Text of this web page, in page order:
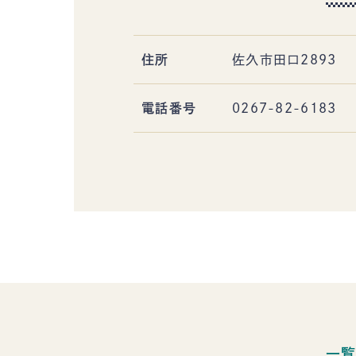
住所 佐久市田口2893
電話番号 0267-82-6183